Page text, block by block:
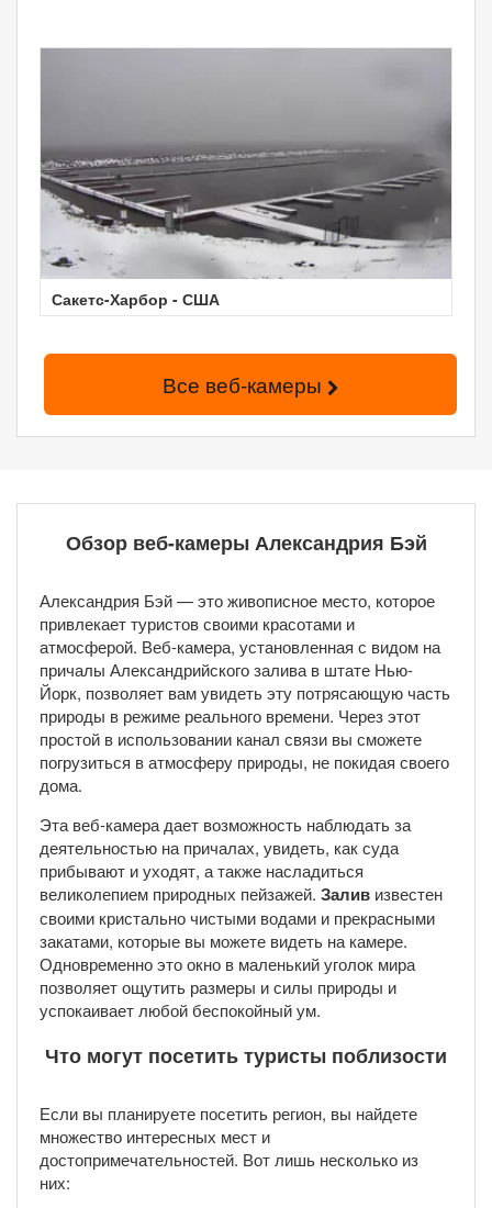
Сакетс-Харбор - США
Все веб-камеры
Обзор веб-камеры Александрия Бэй
Александрия Бэй — это живописное место, которое
привлекает туристов своими красотами и
атмосферой. Веб-камера, установленная с видом на
причалы Александрийского залива в штате Нью-
Йорк, позволяет вам увидеть эту потрясающую часть
природы в режиме реального времени. Через этот
простой в использовании канал связи вы сможете
погрузиться в атмосферу природы, не покидая своего
дома.
Эта веб-камера дает возможность наблюдать за
деятельностью на причалах, увидеть, как суда
прибывают и уходят, а также насладиться
великолепием природных пейзажей. Залив известен
своими кристально чистыми водами и прекрасными
закатами, которые вы можете видеть на камере.
Одновременно это окно в маленький уголок мира
позволяет ощутить размеры и силы природы и
успокаивает любой беспокойный ум.
Что могут посетить туристы поблизости
Если вы планируете посетить регион, вы найдете
множество интересных мест и
достопримечательностей. Вот лишь несколько из
них: